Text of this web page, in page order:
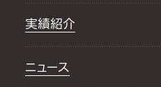
実績紹介
ニュース